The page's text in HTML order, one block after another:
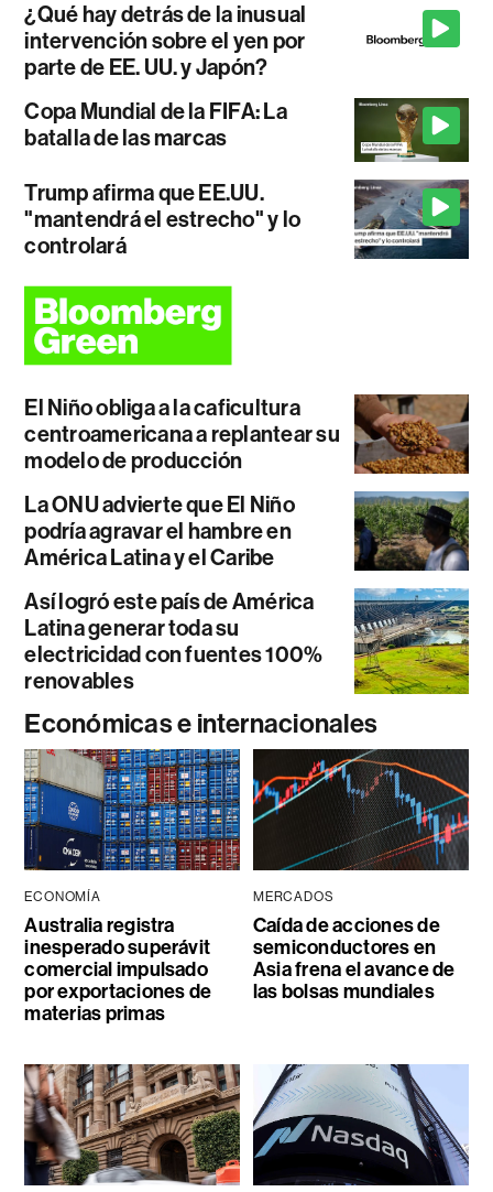
¿Qué hay detrás de la inusual
intervención sobre el yen por
parte de EE. UU. y Japón?
Copa Mundial de la FIFA: La
batalla de las marcas
Trump afirma que EE.UU.
"mantendrá el estrecho" y lo
controlará
El Niño obliga a la caficultura
centroamericana a replantear su
modelo de producción
La ONU advierte que El Niño
podría agravar el hambre en
América Latina y el Caribe
Así logró este país de América
Latina generar toda su
electricidad con fuentes 100%
renovables
Económicas e internacionales
ECONOMÍA
Australia registra
inesperado superávit
comercial impulsado
por exportaciones de
materias primas
MERCADOS
Caída de acciones de
semiconductores en
Asia frena el avance de
las bolsas mundiales